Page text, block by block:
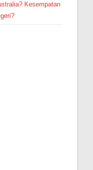
Kesempatan